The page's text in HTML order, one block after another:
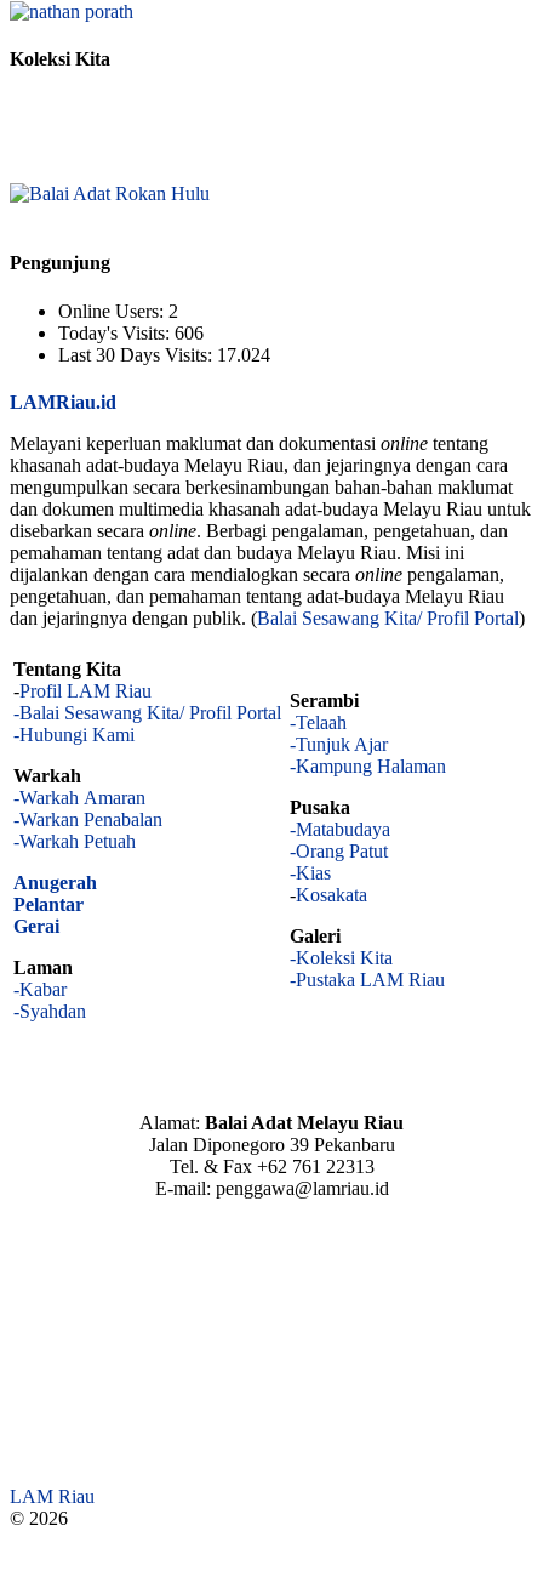
Koleksi Kita
Pengunjung
Online Users: 2
Today's Visits: 606
Last 30 Days Visits: 17.024
LAMRiau.id
Melayani keperluan maklumat dan dokumentasi online tentang
khasanah adat-budaya Melayu Riau, dan jejaringnya dengan cara
mengumpulkan secara berkesinambungan bahan-bahan maklumat
dan dokumen multimedia khasanah adat-budaya Melayu Riau untuk
disebarkan secara online. Berbagi pengalaman, pengetahuan, dan
pemahaman tentang adat dan budaya Melayu Riau. Misi ini
dijalankan dengan cara mendialogkan secara online pengalaman,
pengetahuan, dan pemahaman tentang adat-budaya Melayu Riau
dan jejaringnya dengan publik. (Balai Sesawang Kita/ Profil Portal)
Tentang Kita
-Profil LAM Riau
-Balai Sesawang Kita/ Profil Portal
-Hubungi Kami
Warkah
-Warkah Amaran
-Warkan Penabalan
-Warkah Petuah
Anugerah
Pelantar
Gerai
Laman
-Kabar
-Syahdan
Serambi
-Telaah
-Tunjuk Ajar
-Kampung Halaman
Pusaka
-Matabudaya
-Orang Patut
-Kias
-Kosakata
Galeri
-Koleksi Kita
-Pustaka LAM Riau
Alamat: Balai Adat Melayu Riau
Jalan Diponegoro 39 Pekanbaru
Tel. & Fax +62 761 22313
E-mail: penggawa@lamriau.id
LAM Riau
© 2026